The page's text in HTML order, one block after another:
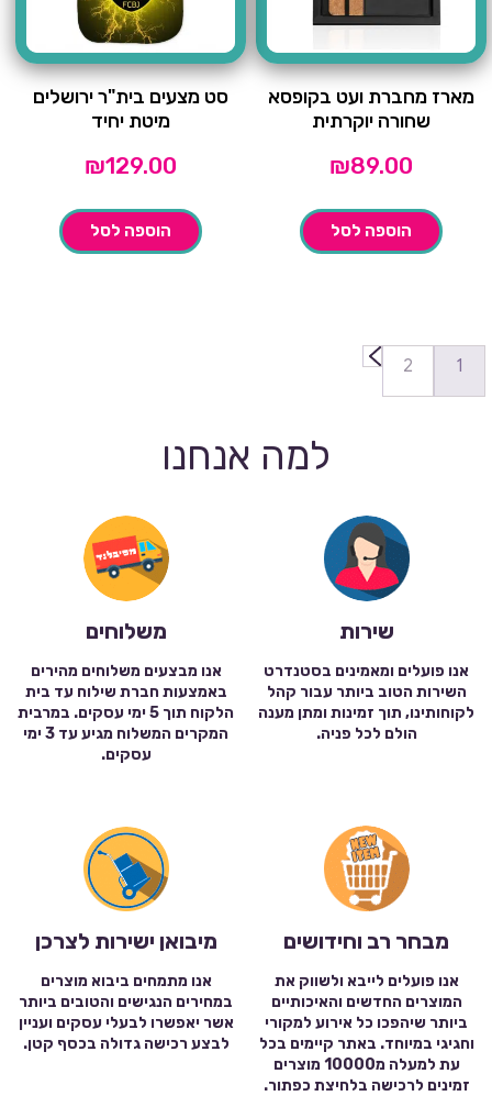
מארז מחברת ועט בקופסא
שחורה יוקרתית
₪89.00
הוספה לסל
סט מצעים בית"ר ירושלים
מיטת יחיד
₪129.00
הוספה לסל
1
2
←
למה אנחנו
שירות
אנו פועלים ומאמינים בסטנדרט
השירות הטוב ביותר עבור קהל
לקוחותינו, תוך זמינות ומתן מענה
הולם לכל פניה.
משלוחים
אנו מבצעים משלוחים מהירים
באמצעות חברת שילוח עד בית
הלקוח תוך 5 ימי עסקים. במרבית
המקרים המשלוח מגיע עד 3 ימי
עסקים.
מבחר רב וחידושים
אנו פועלים לייבא ולשווק את
המוצרים החדשים והאיכותיים
ביותר שיהפכו כל אירוע למקורי
וחגיגי במיוחד. באתר קיימים בכל
עת למעלה מ10000 מוצרים
זמינים לרכישה בלחיצת כפתור.
מיבואן ישירות לצרכן
אנו מתמחים ביבוא מוצרים
במחירים הנגישים והטובים ביותר
אשר יאפשרו לבעלי עסקים ועניין
לבצע רכישה גדולה בכסף קטן.